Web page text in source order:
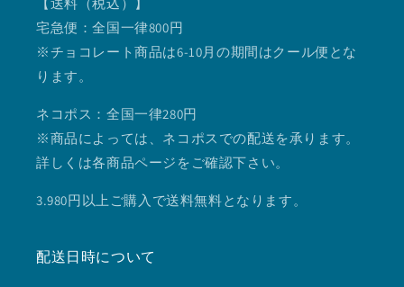
【送料（税込）】
宅急便：全国一律800円
※チョコレート商品は6-10月の期間はクール便とな
ります。
ネコポス：全国一律280円
※商品によっては、ネコポスでの配送を承ります。
詳しくは各商品ページをご確認下さい。
3.980円以上ご購入で送料無料となります。
配送日時について